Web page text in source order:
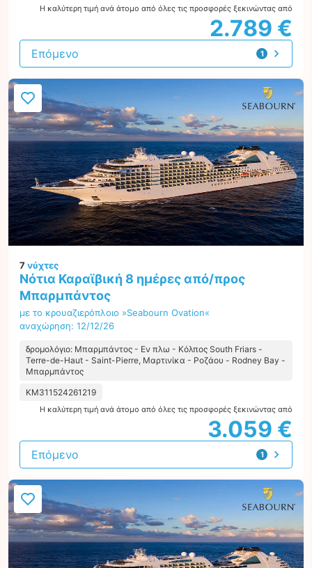
Η καλύτερη τιμή ανά άτομο από όλες τις προσφορές ξεκινώντας από
2.789 €
1
προσφορά
Επόμενο
7νύχτες
Νότια Καραϊβική 8 ημέρες από/προς
Μπαρμπάντος
με το κρουαζιερόπλοιο »Seabourn Ovation«
αναχώρηση: 12/12/26
δρομολόγιο: Μπαρμπάντος - Εν πλω - Κόλπος South Friars -
Terre-de-Haut - Saint-Pierre, Μαρτινίκα - Ροζάου - Rodney Bay -
Μπαρμπάντος
KM311524261219
Η καλύτερη τιμή ανά άτομο από όλες τις προσφορές ξεκινώντας από
3.059 €
1
προσφορά
Επόμενο